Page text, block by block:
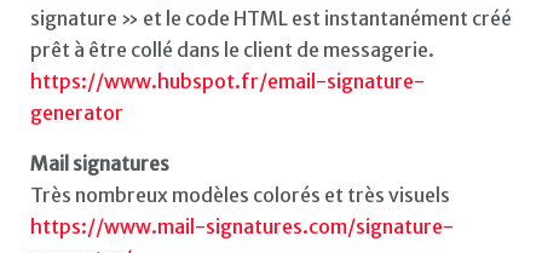
signature » et le code HTML est instantanément créé
prêt à être collé dans le client de messagerie.
https://www.hubspot.fr/email-signature-
generator
Mail signatures
Très nombreux modèles colorés et très visuels
https://www.mail-signatures.com/signature-